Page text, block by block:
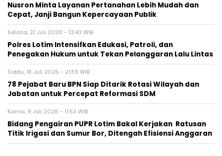
Nusron Minta Layanan Pertanahan Lebih Mudah dan
Cepat, Janji Bangun Kepercayaan Publik
Selasa, 21 Juli 2026 - 13:43 WIB
Polres Lotim Intensifkan Edukasi, Patroli, dan
Penegakan Hukum untuk Tekan Pelanggaran Lalu Lintas
Sabtu, 18 Juli 2026 - 21:59 WIB
78 Pejabat Baru BPN Siap Ditarik Rotasi Wilayah dan
Jabatan untuk Percepat Reformasi SDM
Kamis, 9 Juli 2026 - 11:53 WIB
Bidang Pengairan PUPR Lotim Bakal Kerjakan Ratusan
Titik Irigasi dan Sumur Bor, Ditengah Efisiensi Anggaran